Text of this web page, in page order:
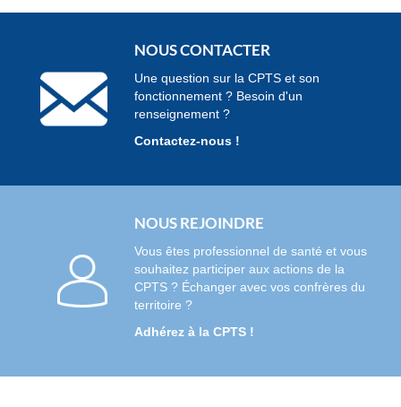
NOUS CONTACTER
Une question sur la CPTS et son
fonctionnement ? Besoin d'un
renseignement ?
Contactez-nous !
NOUS REJOINDRE
Vous êtes professionnel de santé et vous
souhaitez participer aux actions de la
CPTS ? Échanger avec vos confrères du
territoire ?
Adhérez à la CPTS !